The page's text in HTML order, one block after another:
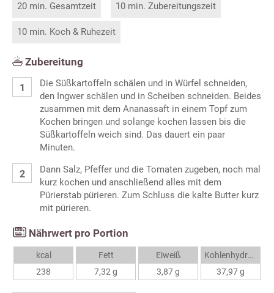
20 min. Gesamtzeit 10 min. Zubereitungszeit
10 min. Koch & Ruhezeit
Zubereitung
Die Süßkartoffeln schälen und in Würfel schneiden,
den Ingwer schälen und in Scheiben schneiden. Beides
zusammen mit dem Ananassaft in einem Topf zum
Kochen bringen und solange kochen lassen bis die
Süßkartoffeln weich sind. Das dauert ein paar
Minuten.
Dann Salz, Pfeffer und die Tomaten zugeben, noch mal
kurz kochen und anschließend alles mit dem
Pürierstab pürieren. Zum Schluss die kalte Butter kurz
mit pürieren.
Nährwert pro Portion
kcal
238
Fett
7,32 g
Eiweiß
3,87 g
Kohlenhydrate
37,97 g